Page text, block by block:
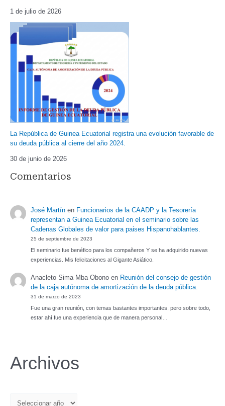
1 de julio de 2026
La República de Guinea Ecuatorial registra una evolución favorable de
su deuda pública al cierre del año 2024.
30 de junio de 2026
Comentarios
José Martín en Funcionarios de la CAADP y la Tesorería
representan a Guinea Ecuatorial en el seminario sobre las
Cadenas Globales de valor para paises Hispanohablantes.
25 de septiembre de 2023
El seminario fue benéfico para los compañeros Y se ha adquirido nuevas
experiencias. Mis felicitaciones al Gigante Asiático.
Anacleto Sima Mba Obono en Reunión del consejo de gestión
de la caja autónoma de amortización de la deuda pública.
31 de marzo de 2023
Fue una gran reunión, con temas bastantes importantes, pero sobre todo,
estar ahí fue una experiencia que de manera personal…
Archivos